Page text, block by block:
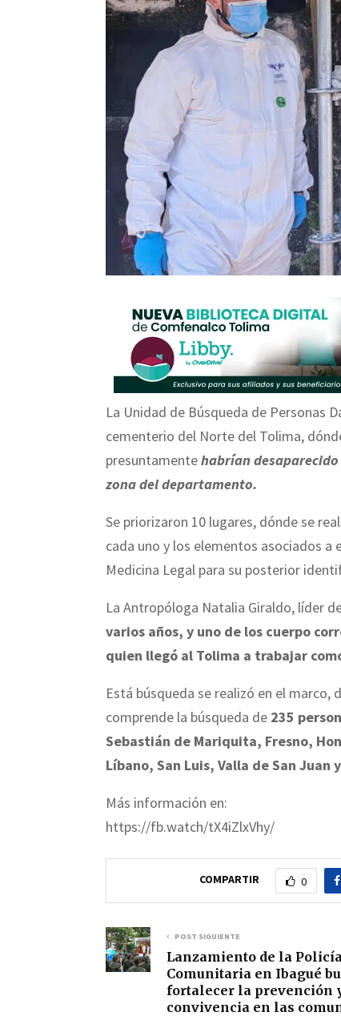
La Unidad de Búsqueda de Personas
cementerio del Norte del Tolima,
presuntamentehabrían
zona del departamento.
Se priorizaron 10 lugares, dónde se
cada uno y los elementos asociados a
Medicina Legal para su posterior
La Antropóloga Natalia Giraldo, líder
varios años, y uno de los cuerpo
quien llegó al Tolima a trabajar
Está búsqueda se realizó en el marco,
comprende la búsqueda de 235
Sebastián de Mariquita, Fresno,
Líbano, San Luis, Valla de San Juan
Más información en:
https://fb.watch/tX4iZlxVhy/
COMPARTIR 0
POST SIGUIENTE
Lanzamiento de la Policía
Comunitaria en Ibagué
fortalecer la prevención
convivencia en las